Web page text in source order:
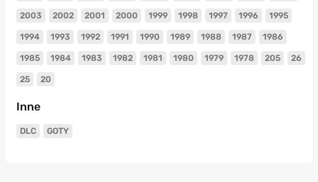
2003 2002 2001 2000 1999 1998 1997 1996 1995
1994 1993 1992 1991 1990 1989 1988 1987 1986
1985 1984 1983 1982 1981 1980 1979 1978 205 26
25 20
Inne
DLC GOTY